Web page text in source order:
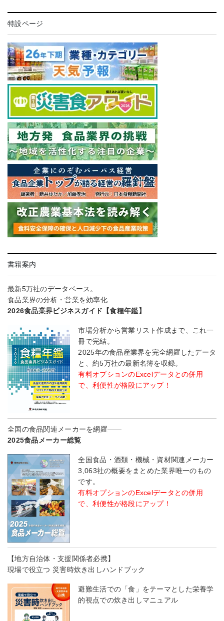
特設ページ
書籍案内
最新5万社のデータベース。
食品業界の分析・営業を効率化
2026食品業界ビジネスガイド【食糧年鑑】
市場分析から営業リスト作成まで、これ一
冊で完結。
2025年の食品産業界を完全網羅したデータ
と、約5万社の最新名簿を収録。
有料オプションのExcelデータとの併用
で、利便性が格段にアップ！
全国の食品関連メーカーを網羅――
2025食品メーカー総覧
全国食品・酒類・機械・資材関連メーカー
3,063社の概要をまとめた業界唯一のもの
です。
有料オプションのExcelデータとの併用
で、利便性が格段にアップ！
【地方自治体・支援関係者必携】
現場で役立つ 災害時炊き出しハンドブック
避難生活での「食」をテーマとした栄養学
的視点での炊き出しマニュアル